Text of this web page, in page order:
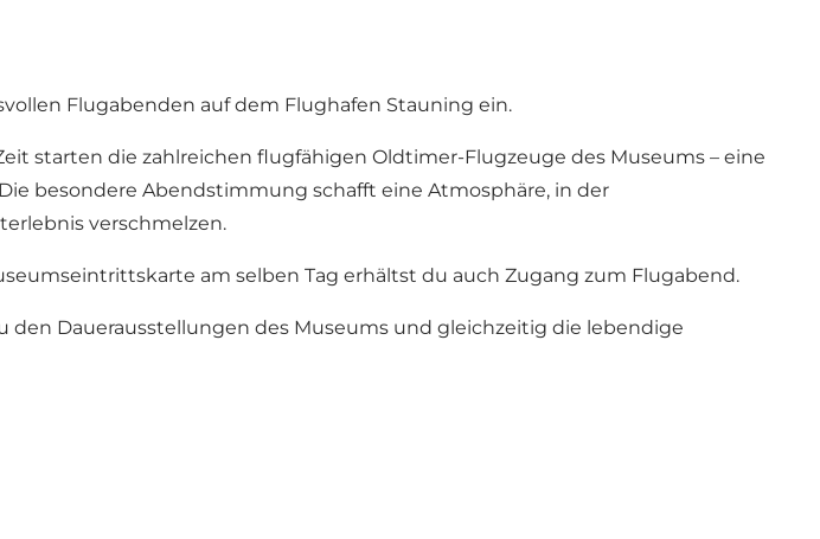
Flugabenden auf dem Flughafen Stauning ein.
starten die zahlreichen flugfähigen Oldtimer-Flugzeuge des Museums – eine
besondere Abendstimmung schafft eine Atmosphäre, in der
verschmelzen.
am selben Tag erhältst du auch Zugang zum Flugabend.
den Dauerausstellungen des Museums und gleichzeitig die lebendige